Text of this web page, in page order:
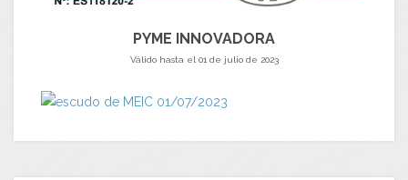
PYME INNOVADORA
Válido hasta el 01 de julio de 2023